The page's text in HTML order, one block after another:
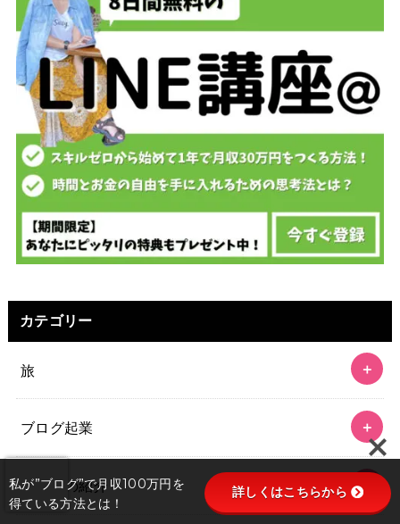
カテゴリー
旅
ブログ起業
実績者の紹介
私が”ブログ”で月収100万円を
得ている方法とは！
詳しくはこちらから